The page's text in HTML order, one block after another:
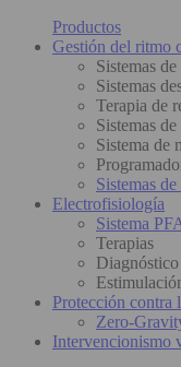
Productos
Gestión del ritmo
Sistemas
Sistemas
Terapia de
Sistemas
Sistema de
Sistemas
Electrofisiología
Sistema
Terapias
Diagnóstico
Protección contra
Zero-
Intervencionismo